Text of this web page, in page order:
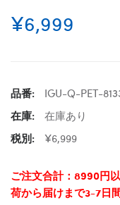
¥6,999
品番:
IGU-Q-PET-
在庫:
在庫あり
税別:
¥6,999
ご注文合計：8990円
荷から届けまで3-7日